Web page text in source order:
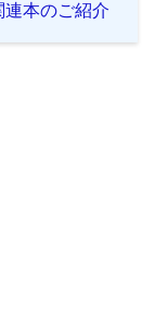
連本のご紹介